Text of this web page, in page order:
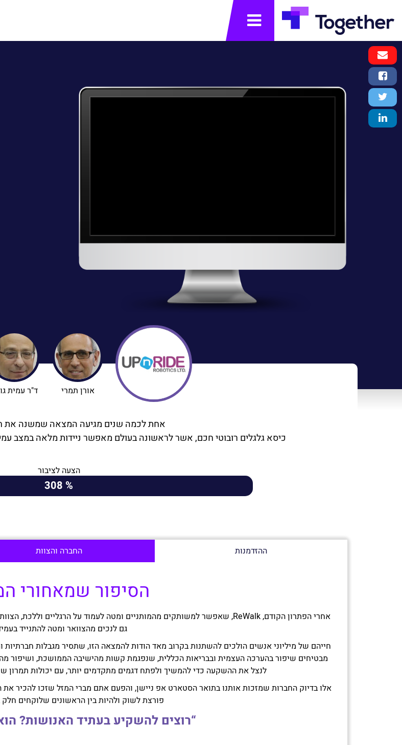
תפריט
אורן תמרי ד"ר עמית
אחת לכמה שנים מגיעה המצאה שמשנה את
כיסא גלגלים רובוטי חכם, אשר לראשונה בעולם מאפשר ניידות מלאה במצב
% 308
הצעה לציבור
ההזדמנות החברה והצוות
הסיפור שמאחורי
גם לנכים מהצוואר ומטה להתנייד
חייהם של מיליוני אנשים הולכים להשתנות בקרוב מאד הודות להמצאה הזו, שתסיר מגבלות
מבטיחים שיפור בהערכה העצמית ובבריאות הכללית, שנפגמת קשות מהישיבה הממושכת, ושיפור
לנצל את ההשקעה כדי להמשיך ולפתח דגמים מתקדמים יותר, עם יכולות תמרון
אלו בדיוק החברות שמזכות אותנו בתואר הסטארט אפ ניישן, והפעם אתם מברי המזל שזכו להכיר
פורצת לשוק ולהיות בין הראשונים שלוקחים
“רוצים להשקיע בעתיד האנושות?
Email
Message
Facebook
Share
Tweet
LinkedIn
Share